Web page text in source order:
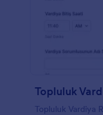
Topluluk
Topluluk Vardiya